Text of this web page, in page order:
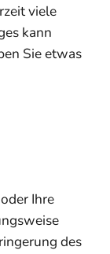
viele
kann
Sie etwas
Ihre
des